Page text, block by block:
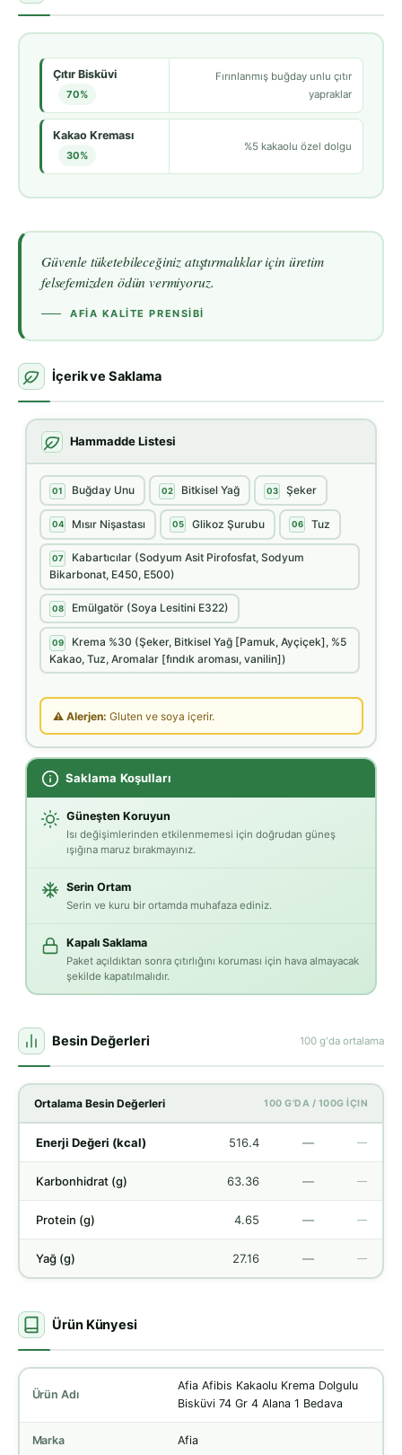
Çıtır Bisküvi
70%
Fırınlanmış buğday unlu çıtır
yapraklar
Kakao Kreması
30%
%5 kakaolu özel dolgu
Güvenle tüketebileceğiniz atıştırmalıklar için üretim
felsefemizden ödün vermiyoruz.
AFIA KALITE PRENSIBI
İçerik ve Saklama
Hammadde Listesi
01 Buğday Unu 02 Bitkisel Yağ 03 Şeker
04 Mısır Nişastası 05 Glikoz Şurubu 06 Tuz
07
Kabartıcılar (Sodyum Asit Pirofosfat, Sodyum
Bikarbonat, E450, E500)
08 Emülgatör (Soya Lesitini E322)
09
Krema %30 (Şeker, Bitkisel Yağ [Pamuk, Ayçiçek], %5
Kakao, Tuz, Aromalar [fındık aroması, vanilin])
⚠ Alerjen: Gluten ve soya içerir.
Saklama Koşulları
Güneşten Koruyun
Isı değişimlerinden etkilenmemesi için doğrudan güneş
ışığına maruz bırakmayınız.
Serin Ortam
Serin ve kuru bir ortamda muhafaza ediniz.
Kapalı Saklama
Paket açıldıktan sonra çıtırlığını koruması için hava almayacak
şekilde kapatılmalıdır.
Besin Değerleri 100 g'da ortalama
Ortalama Besin Değerleri 100 G'DA / 100G İÇIN
Enerji Değeri (kcal) 516.4 — —
Karbonhidrat (g) 63.36 — —
Protein (g) 4.65 — —
Yağ (g) 27.16 — —
Ürün Künyesi
Ürün Adı
Afia Afibis Kakaolu Krema Dolgulu
Bisküvi 74 Gr 4 Alana 1 Bedava
Marka Afia